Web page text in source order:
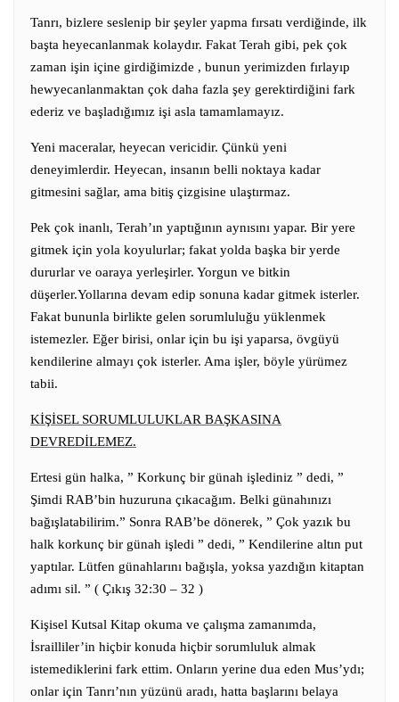
Tanrı, bizlere seslenip bir şeyler yapma fırsatı verdiğinde, ilk
başta heyecanlanmak kolaydır. Fakat Terah gibi, pek çok
zaman işin içine girdiğimizde , bunun yerimizden fırlayıp
hewyecanlanmaktan çok daha fazla şey gerektirdiğini fark
ederiz ve başladığımız işi asla tamamlamayız.
Yeni maceralar, heyecan vericidir. Çünkü yeni
deneyimlerdir. Heyecan, insanın belli noktaya kadar
gitmesini sağlar, ama bitiş çizgisine ulaştırmaz.
Pek çok inanlı, Terah’ın yaptığının aynısını yapar. Bir yere
gitmek için yola koyulurlar; fakat yolda başka bir yerde
dururlar ve oaraya yerleşirler. Yorgun ve bitkin
düşerler.Yollarına devam edip sonuna kadar gitmek isterler.
Fakat bununla birlikte gelen sorumluluğu yüklenmek
istemezler. Eğer birisi, onlar için bu işi yaparsa, övgüyü
kendilerine almayı çok isterler. Ama işler, böyle yürümez
tabii.
KİŞİSEL SORUMLULUKLAR BAŞKASINA
DEVREDİLEMEZ.
Ertesi gün halka, ” Korkunç bir günah işlediniz ” dedi, ”
Şimdi RAB’bin huzuruna çıkacağım. Belki günahınızı
bağışlatabilirim.” Sonra RAB’be dönerek, ” Çok yazık bu
halk korkunç bir günah işledi ” dedi, ” Kendilerine altın put
yaptılar. Lütfen günahlarını bağışla, yoksa yazdığın kitaptan
adımı sil. ” ( Çıkış 32:30 – 32 )
Kişisel Kutsal Kitap okuma ve çalışma zamanımda,
İsrailliler’in hiçbir konuda hiçbir sorumluluk almak
istemediklerini fark ettim. Onların yerine dua eden Mus’ydı;
onlar için Tanrı’nın yüzünü aradı, hatta başlarını belaya